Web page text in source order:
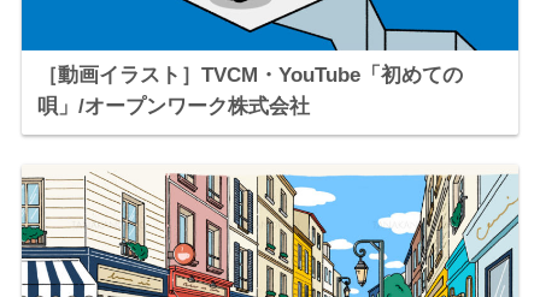
［動画イラスト］TVCM・YouTube「初めての
唄」/オープンワーク株式会社